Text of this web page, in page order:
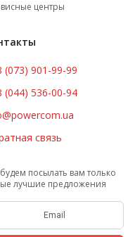
центры
(073) 901-99-99
(044) 536-00-94
связь
посылать вам только
лучшие предложения